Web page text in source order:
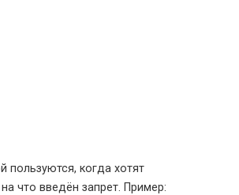
пользуются, когда хотят
что введён запрет. Пример: